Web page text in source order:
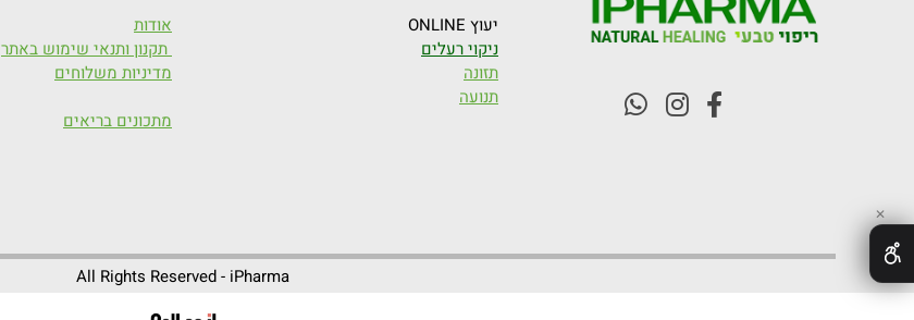
יעוץ ONLINE
ניקוי רעלים
תזונה
תנועה
אודות
תקנון ותנאי שימוש באתר
מדיניות משלוחים
מתכונים בריאים
All Rights Reserved - iPharma
✕